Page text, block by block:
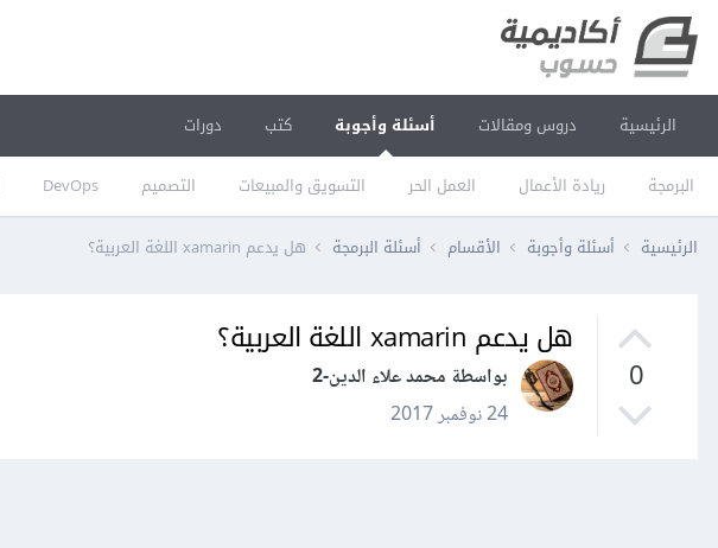
الرئيسية دروس ومقالات أسئلة وأجوبة
البرمجة ريادة الأعمال العمل الحر التسويق والمبيعات التصميم DevOps
كتب دورات
الرئيسية أسئلة وأجوبة الأقسام أسئلة البرمجة هل يدعم xamarin اللغة العربية؟
0
هل يدعم xamarin اللغة العربية؟
بواسطة محمد علاء الدين-2
24 نوفمبر 2017